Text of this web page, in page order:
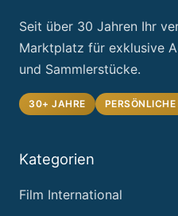
Seit über 30 Jahren Ihr
Marktplatz für exklusive
und Sammlerstücke.
30+ JAHRE
Kategorien
Film International